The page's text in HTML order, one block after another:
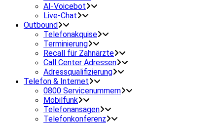
AI-Voicebot
Live-Chat
Outbound
Telefonakquise
Terminierung
Recall für Zahnärzte
Call Center Adressen
Adressqualifizierung
Telefon & Internet
0800 Servicenummern
Mobilfunk
Telefonansagen
Telefonkonferenz